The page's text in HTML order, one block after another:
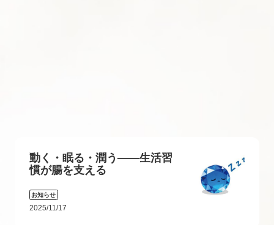
動く・眠る・潤う――生活習
慣が腸を支える
お知らせ
2025/11/17